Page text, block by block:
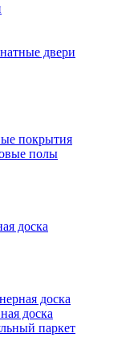
двери
покрытия
полы
доска
доска
доска
паркет